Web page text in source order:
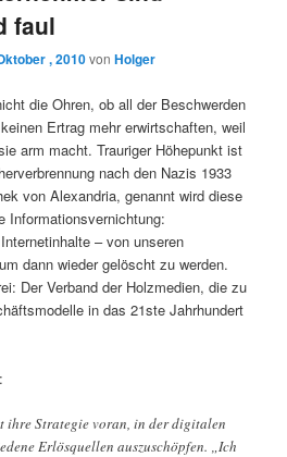
faul
, 2010vonHolger
die Ohren, ob all der Beschwerden
Ertrag mehr erwirtschaften, weil
arm macht. Trauriger Höhepunkt ist
nach den Nazis 1933
von Alexandria, genannt wird diese
Informationsvernichtung:
– von unseren
dann wieder gelöscht zu werden.
Der Verband der Holzmedien, die zu
in das 21ste Jahrhundert
ihre Strategie voran, in der digitalen
Erlösquellen auszuschöpfen. „Ich